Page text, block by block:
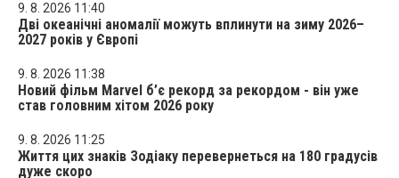
9. 8. 2026 11:40
Дві океанічні аномалії можуть вплинути на зиму 2026–
2027 років у Європі
9. 8. 2026 11:38
Новий фільм Marvel б’є рекорд за рекордом - він уже
став головним хітом 2026 року
9. 8. 2026 11:25
Життя цих знаків Зодіаку перевернеться на 180 градусів
дуже скоро